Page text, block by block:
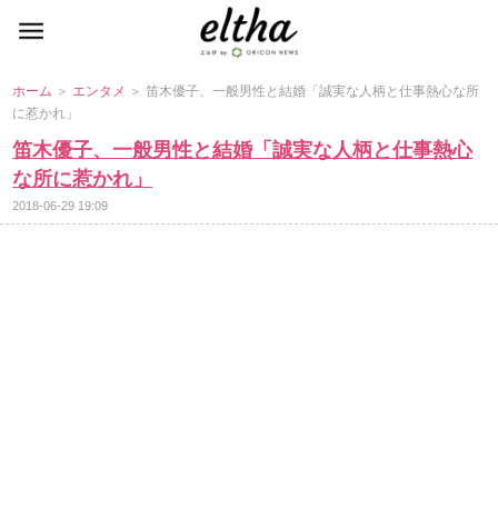
ホーム ＞ エンタメ ＞ 笛木優子、一般男性と結婚「誠実な人柄と仕事熱心な所
に惹かれ」
笛木優子、一般男性と結婚「誠実な人柄と仕事熱心
な所に惹かれ」
2018-06-29 19:09